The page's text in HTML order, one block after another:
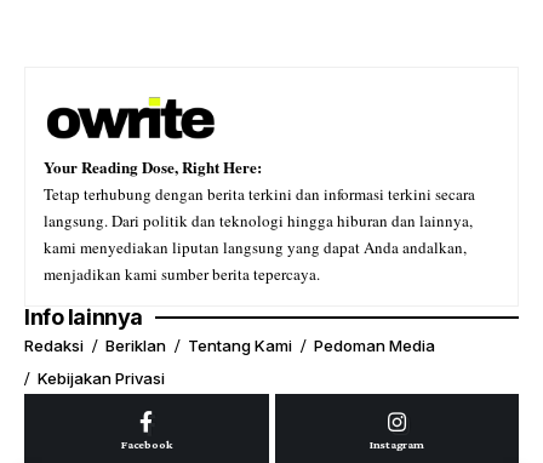
Your Reading Dose, Right Here:
Tetap terhubung dengan berita terkini dan informasi terkini secara
langsung. Dari politik dan teknologi hingga hiburan dan lainnya,
kami menyediakan liputan langsung yang dapat Anda andalkan,
menjadikan kami sumber berita tepercaya.
Info lainnya
Redaksi Beriklan Tentang Kami
Pedoman Media
Kebijakan Privasi
Facebook Instagram